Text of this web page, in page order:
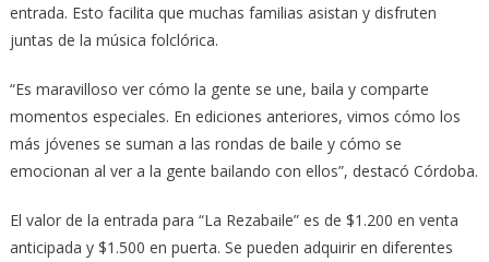
entrada. Esto facilita que muchas familias asistan y disfruten
juntas de la música folclórica.
“Es maravilloso ver cómo la gente se une, baila y comparte
momentos especiales. En ediciones anteriores, vimos cómo los
más jóvenes se suman a las rondas de baile y cómo se
emocionan al ver a la gente bailando con ellos”, destacó Córdoba.
El valor de la entrada para “La Rezabaile” es de $1.200 en venta
anticipada y $1.500 en puerta. Se pueden adquirir en diferentes